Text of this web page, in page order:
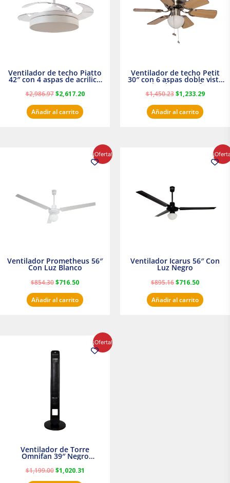
Ventilador de techo Piatto
42″ con 4 aspas de acrilico
transparente
$2,986.97 $2,617.20
Añadir al carrito
Ventilador de techo Petit
30″ con 6 aspas doble vista
Satinado Masterfan
$1,450.23 $1,233.29
Añadir al carrito
¡Oferta!
Ventilador Prometheus 56″
Con Luz Blanco
$854.30$716.50
precio
actual
Añadir al carrito
Ventilador Icarus 56″ Con
Luz Negro
$895.16$716.50
precio
actual
Añadir al carrito
¡Oferta!
Ventilador de Torre
Omnifan 39″ Negro
$1,199.00
original
era:
$1,020.31
precio
actual